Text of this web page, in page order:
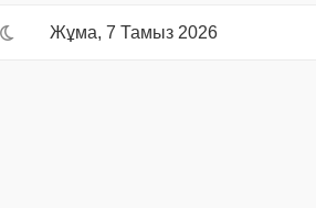
Жұма, 7 Тамыз 2026